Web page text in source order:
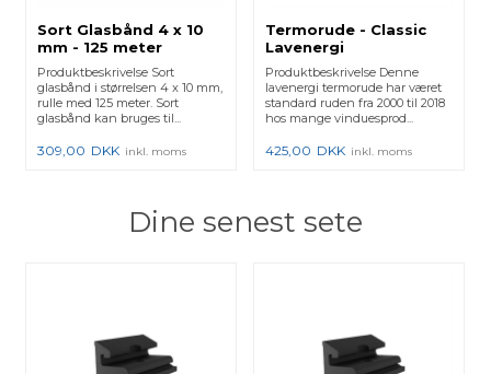
Sort Glasbånd 4 x 10
mm - 125 meter
Produktbeskrivelse Sort
glasbånd i størrelsen 4 x 10 mm,
rulle med 125 meter. Sort
glasbånd kan bruges til...
309,00 DKK inkl. moms
Termorude - Classic
Lavenergi
Produktbeskrivelse Denne
lavenergi termorude har været
standard ruden fra 2000 til 2018
hos mange vinduesprod...
425,00 DKK inkl. moms
Dine senest sete